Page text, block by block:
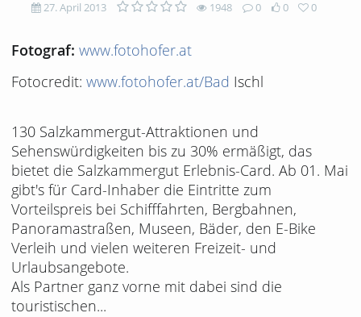
27. April 2013 1948
1948
0 0 0
Fotograf: www.fotohofer.at
Fotocredit: www.fotohofer.at/Bad Ischl
130 Salzkammergut-Attraktionen und
Sehenswürdigkeiten bis zu 30% ermäßigt, das
bietet die Salzkammergut Erlebnis-Card. Ab 01. Mai
gibt's für Card-Inhaber die Eintritte zum
Vorteilspreis bei Schifffahrten, Bergbahnen,
Panoramastraßen, Museen, Bäder, den E-Bike
Verleih und vielen weiteren Freizeit- und
Urlaubsangebote.
Als Partner ganz vorne mit dabei sind die
touristischen...